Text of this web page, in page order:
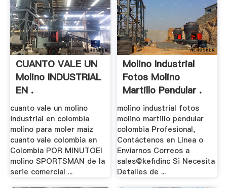
CUANTO VALE UN
Molino INDUSTRIAL
EN .
cuanto vale un molino
industrial en colombia
molino para moler maiz
cuanto vale colombia en
Colombia POR MINUTOEl
molino SPORTSMAN de la
serie comercial ...
Molino Industrial
Fotos Molino
Martillo Pendular .
molino industrial fotos
molino martillo pendular
colombia Profesional,
Contáctenos en Línea o
Enviarnos Correos a
sales@kefidinc Si Necesita
Detalles de ...